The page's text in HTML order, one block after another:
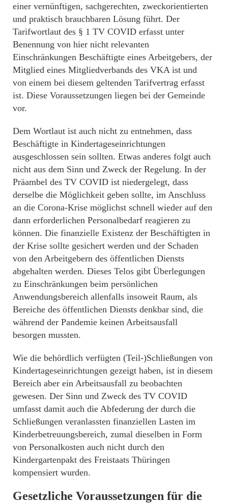
einer vernünftigen, sachgerechten, zweckorientierten
und praktisch brauchbaren Lösung führt. Der
Tarifwortlaut des § 1 TV COVID erfasst unter
Benennung von hier nicht relevanten
Einschränkungen Beschäftigte eines Arbeitgebers, der
Mitglied eines Mitgliedverbands des VKA ist und
von einem bei diesem geltenden Tarifvertrag erfasst
ist. Diese Voraussetzungen liegen bei der Gemeinde
vor.
Dem Wortlaut ist auch nicht zu entnehmen, dass
Beschäftigte in Kindertageseinrichtungen
ausgeschlossen sein sollten. Etwas anderes folgt auch
nicht aus dem Sinn und Zweck der Regelung. In der
Präambel des TV COVID ist niedergelegt, dass
derselbe die Möglichkeit geben sollte, im Anschluss
an die Corona-Krise möglichst schnell wieder auf den
dann erforderlichen Personalbedarf reagieren zu
können. Die finanzielle Existenz der Beschäftigten in
der Krise sollte gesichert werden und der Schaden
von den Arbeitgebern des öffentlichen Diensts
abgehalten werden. Dieses Telos gibt Überlegungen
zu Einschränkungen beim persönlichen
Anwendungsbereich allenfalls insoweit Raum, als
Bereiche des öffentlichen Diensts denkbar sind, die
während der Pandemie keinen Arbeitsausfall
besorgen mussten.
Wie die behördlich verfügten (Teil-)Schließungen von
Kindertageseinrichtungen gezeigt haben, ist in diesem
Bereich aber ein Arbeitsausfall zu beobachten
gewesen. Der Sinn und Zweck des TV COVID
umfasst damit auch die Abfederung der durch die
Schließungen veranlassten finanziellen Lasten im
Kinderbetreuungsbereich, zumal dieselben in Form
von Personalkosten auch nicht durch den
Kindergartenpakt des Freistaats Thüringen
kompensiert wurden.
Gesetzliche Voraussetzungen für die